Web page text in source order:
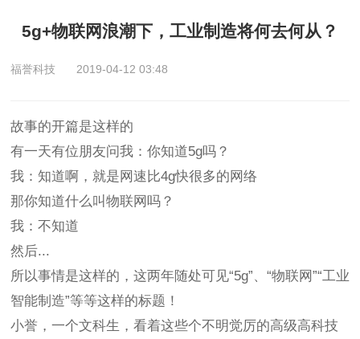
5g+物联网浪潮下，工业制造将何去何从？
福誉科技 2019-04-12 03:48
故事的开篇是这样的
有一天有位朋友问我：你知道5g吗？
我：知道啊，就是网速比4g快很多的网络
那你知道什么叫物联网吗？
我：不知道
然后...
所以事情是这样的，这两年随处可见“5g”、“物联网”“工业
智能制造”等等这样的标题！
小誉，一个文科生，看着这些个不明觉厉的高级高科技